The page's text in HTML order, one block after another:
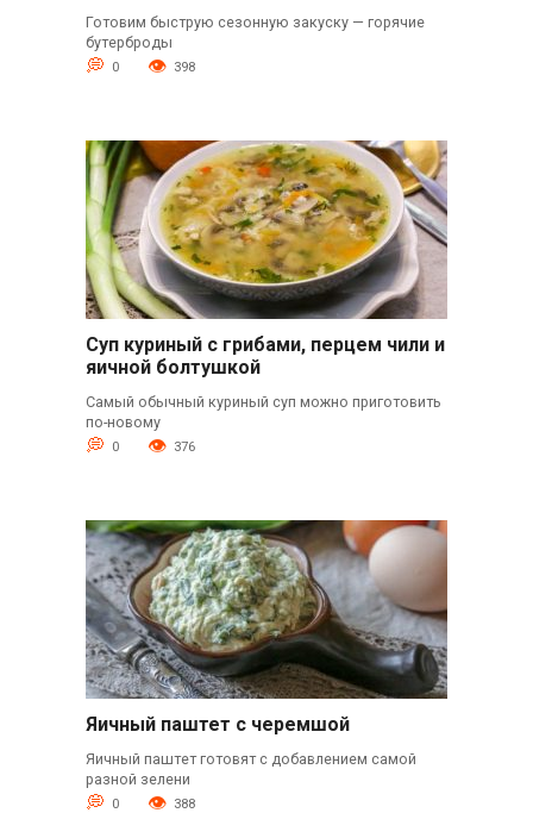
Готовим быструю сезонную закуску — горячие
бутерброды
0 398
Суп куриный с грибами, перцем чили и
яичной болтушкой
Самый обычный куриный суп можно приготовить
по-новому
0 376
Яичный паштет с черемшой
Яичный паштет готовят с добавлением самой
разной зелени
0 388